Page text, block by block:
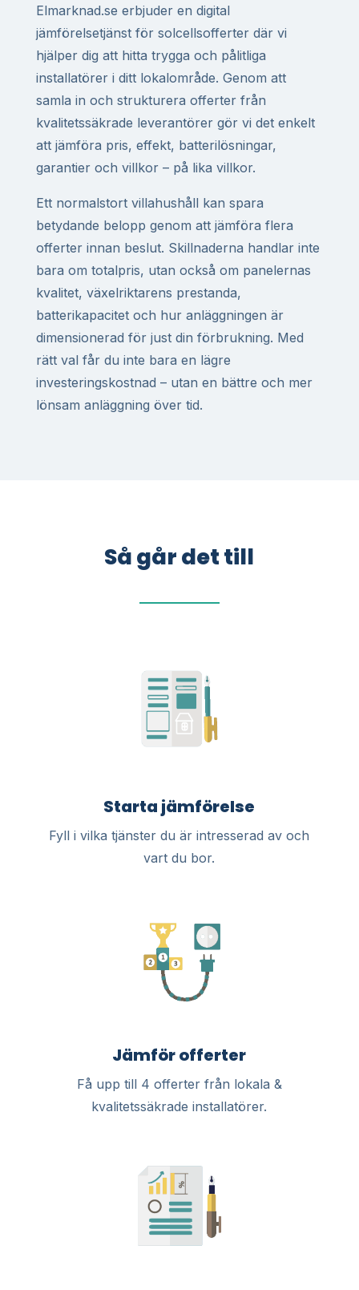
Elmarknad.se erbjuder en digital
jämförelsetjänst för solcellsofferter där vi
hjälper dig att hitta trygga och pålitliga
installatörer i ditt lokalområde. Genom att
samla in och strukturera offerter från
kvalitetssäkrade leverantörer gör vi det enkelt
att jämföra pris, effekt, batterilösningar,
garantier och villkor – på lika villkor.
Ett normalstort villahushåll kan spara
betydande belopp genom att jämföra flera
offerter innan beslut. Skillnaderna handlar inte
bara om totalpris, utan också om panelernas
kvalitet, växelriktarens prestanda,
batterikapacitet och hur anläggningen är
dimensionerad för just din förbrukning. Med
rätt val får du inte bara en lägre
investeringskostnad – utan en bättre och mer
lönsam anläggning över tid.
Så går det till
Starta jämförelse
Fyll i vilka tjänster du är intresserad av och
vart du bor.
Jämför offerter
Få upp till 4 offerter från lokala &
kvalitetssäkrade installatörer.